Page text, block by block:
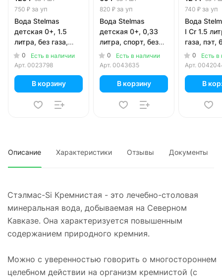
750 ₽ за уп
Вода Stelmas
детская 0+, 1.5
литра, без газа,
пэт, 6 шт. в уп.
0
Есть в наличии
Арт. 0023798
В корзину
820 ₽ за уп
Вода Stelmas
детская 0+, 0,33
литра, спорт, без
газа, 12 шт. в уп.
0
Есть в наличии
Арт. 0043635
В корзину
740 ₽ за уп
Вода
I Cr 1.5
газа, пэт,
уп.0
Есть в
Арт.
В
Описание Характеристики Отзывы Документы
Стэлмас-Si Кремнистая - это лечебно-столовая
минеральная вода, добываемая на Северном
Кавказе. Она характеризуется повышенным
содержанием природного кремния.
Можно с уверенностью говорить о многостороннем
целебном действии на организм кремнистой (с